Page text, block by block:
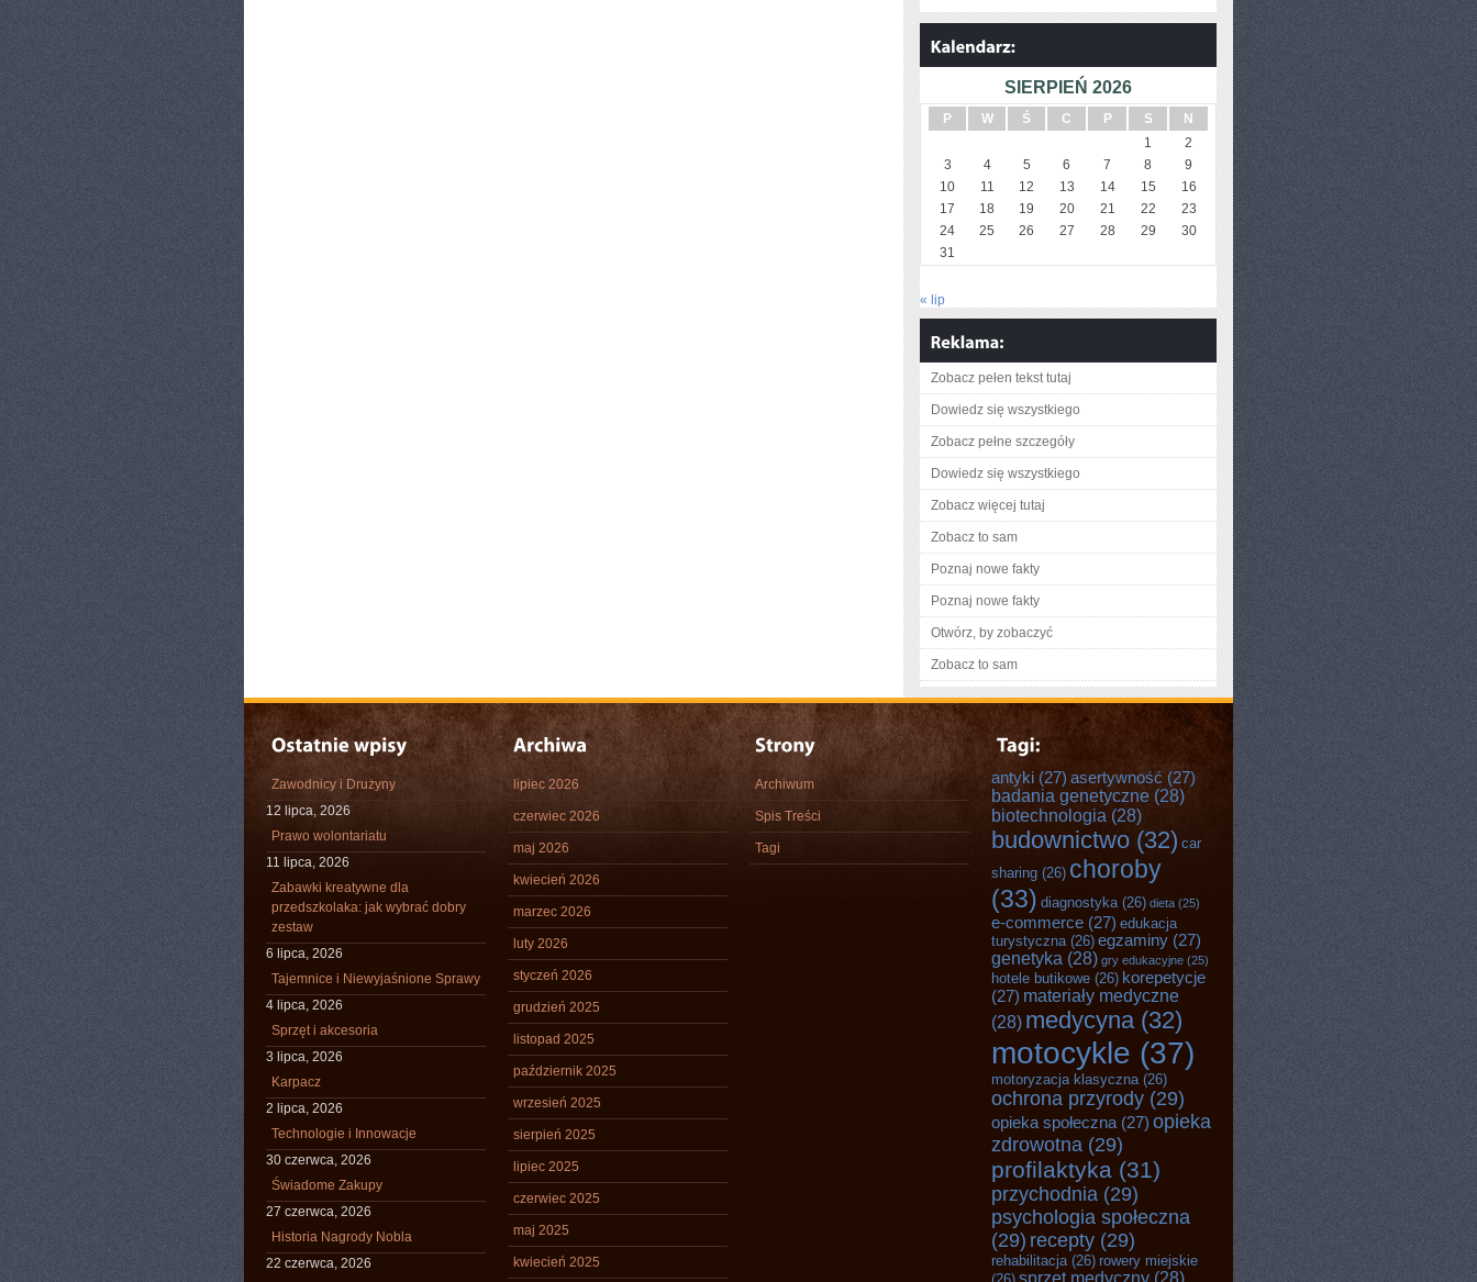
SIERPIEŃ 2026
P W Ś C P S
N
1
2
3
4 5 6 7 8
9
10
11 12 13 14 15
16
17
18 19 20 21 22
23
24
25 26 27 28 29
30
31
« lip
Zobacz pełen tekst tutaj
Dowiedz się wszystkiego
Zobacz pełne szczegóły
Dowiedz się wszystkiego
Zobacz więcej tutaj
Zobacz to sam
Poznaj nowe fakty
Poznaj nowe fakty
Otwórz, by zobaczyć
Zobacz to sam
Zawodnicy i Drużyny
12 lipca, 2026
Prawo wolontariatu
11 lipca, 2026
Zabawki kreatywne dla
przedszkolaka: jak wybrać dobry
zestaw
6 lipca, 2026
Tajemnice i Niewyjaśnione Sprawy
4 lipca, 2026
Sprzęt i akcesoria
3 lipca, 2026
Karpacz
2 lipca, 2026
Technologie i Innowacje
30 czerwca, 2026
Świadome Zakupy
27 czerwca, 2026
Historia Nagrody Nobla
22 czerwca, 2026
lipiec 2026
czerwiec 2026
maj 2026
kwiecień 2026
marzec 2026
luty 2026
styczeń 2026
grudzień 2025
listopad 2025
październik 2025
wrzesień 2025
sierpień 2025
lipiec 2025
czerwiec 2025
maj 2025
kwiecień 2025
Archiwum
Spis Treści
Tagi
antyki (27) asertywność (27)
badania genetyczne (28)
biotechnologia (28)
budownictwo (32) car
sharing (26) choroby
(33) diagnostyka(26) dieta (25)
e-commerce (27) edukacja
turystyczna(26) egzaminy (27)
genetyka (28) gry edukacyjne (25)
hotele butikowe (26) korepetycje
(27) materiały medyczne
(28) medycyna(32)
motocykle (37)
motoryzacja klasyczna(26)
ochrona przyrody (29)
opieka społeczna (27) opieka
zdrowotna (29)
profilaktyka (31)
przychodnia (29)
psychologia społeczna
(29) recepty (29)
rehabilitacja(26) rowery miejskie
sprzęt medyczny (28)